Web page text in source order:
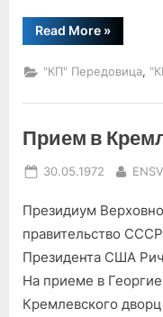
Read More“Отъезд
из
США
Никсона”
»
"КП" Передовица,
Прием в
Posted
30.05.1972 By
ENSV
Президиум
правительство
Президента США
На приеме в
Кремлевского